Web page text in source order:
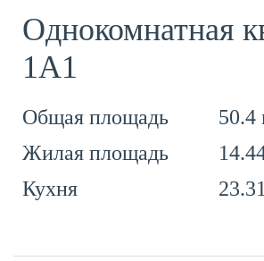
Однокомнатная
1A1
Общая площадь
50.4
Жилая площадь
Кухня